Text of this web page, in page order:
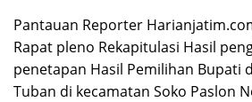
Pantauan Reporter
Rapat pleno Rekapitulasi Hasil
penetapan Hasil Pemilihan Bupati
Tuban di kecamatan Soko Paslon